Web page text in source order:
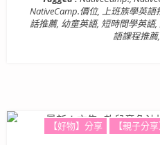
NativeCamp.價位, 上班族學英語
話推薦, 幼童英語, 短時間學英語,
語課程推薦,
【好物】分享 【親子分享